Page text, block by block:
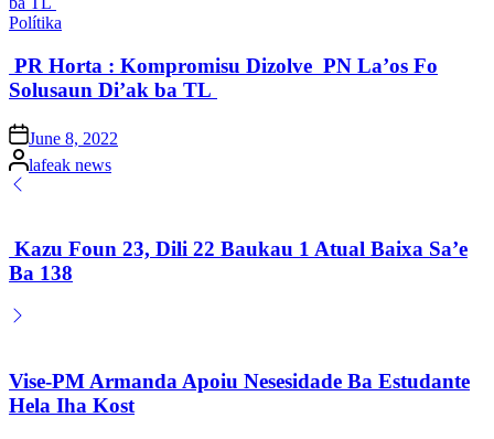
Posted
Polítika
PR Horta : Kompromisu Dizolve PN La’os Fo
Solusaun Di’ak ba TL
Posted
on
June 8, 2022
Posted
by
lafeak news
Kazu Foun 23, Dili 22 Baukau 1 Atual Baixa Sa’e
Ba 138
Vise-PM Armanda Apoiu Nesesidade Ba Estudante
Hela Iha Kost